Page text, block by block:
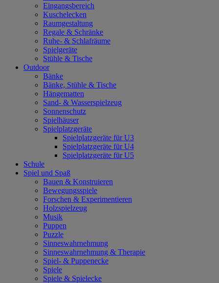
Eingangsbereich
Kuschelecken
Raumgestaltung
Regale & Schränke
Ruhe- & Schlafräume
Spielgeräte
Stühle & Tische
Outdoor
Bänke
Bänke, Stühle & Tische
Hängematten
Sand- & Wasserspielzeug
Sonnenschutz
Spielhäuser
Spielplatzgeräte
Spielplatzgeräte für U3
Spielplatzgeräte für U4
Spielplatzgeräte für U5
Schule
Spiel und Spaß
Bauen & Konstruieren
Bewegungsspiele
Forschen & Experimentieren
Holzspielzeug
Musik
Puppen
Puzzle
Sinneswahrnehmung
Sinneswahrnehmung & Therapie
Spiel- & Puppenecke
Spiele
Spiele & Spielecke